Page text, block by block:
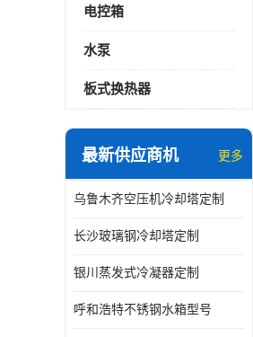
电控箱
水泵
板式换热器
最新供应商机 更多
乌鲁木齐空压机冷却塔定制
长沙玻璃钢冷却塔定制
银川蒸发式冷凝器定制
呼和浩特不锈钢水箱型号